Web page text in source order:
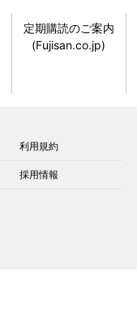
定期購読のご案内
(Fujisan.co.jp)
利用規約
採用情報